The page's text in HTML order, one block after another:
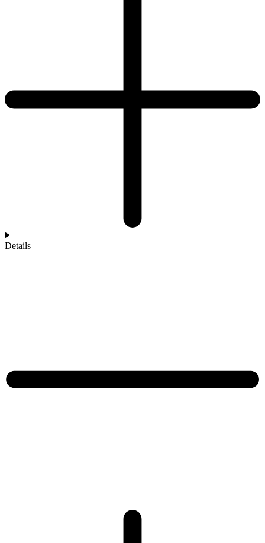
Details